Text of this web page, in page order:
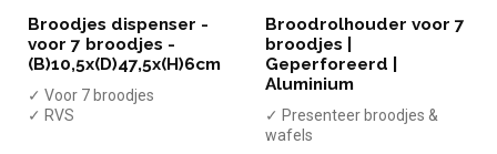
Broodjes dispenser -
voor 7 broodjes -
(B)10,5x(D)47,5x(H)6cm
✓ Voor 7 broodjes
✓ RVS
Broodrolhouder voor 7
broodjes |
Geperforeerd |
Aluminium
✓ Presenteer broodjes &
wafels